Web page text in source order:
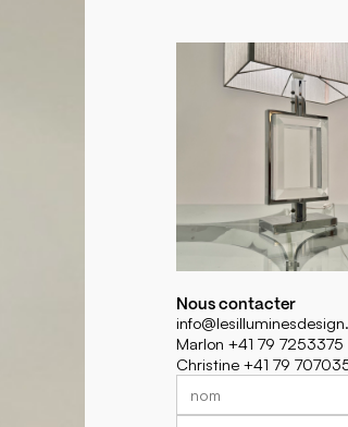
Nous contacter
Marlon +41 79 7253375
Christine +41 79